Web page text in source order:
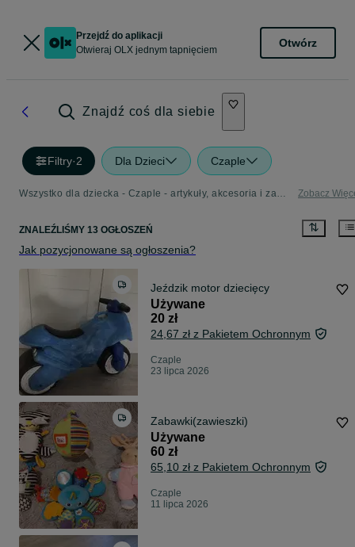
Przejdź do aplikacji
Otwieraj OLX jednym tapnięciem
Otwórz
Znajdź coś dla siebie
Filtry·2 Dla Dzieci Czaple
Wszystko dla dziecka - Czaple - artykuły, akcesoria i zabawki dla dzieci w Twojej okolicy Zobacz
ZNALEŹLIŚMY 13 OGŁOSZEŃ
Jak pozycjonowane są ogłoszenia?
Jeździk motor dziecięcy
Używane
20 zł
24,67 zł z Pakietem Ochronnym
Czaple
23 lipca 2026
Zabawki(zawieszki)
Używane
60 zł
65,10 zł z Pakietem Ochronnym
Czaple
11 lipca 2026